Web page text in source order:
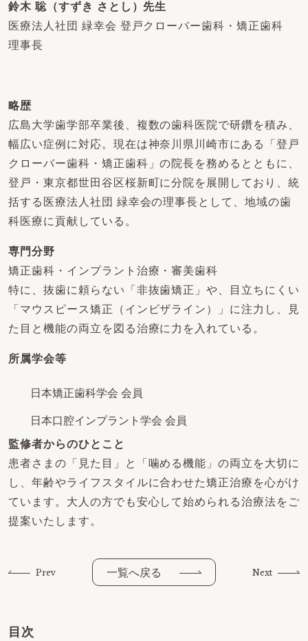
鈴木 聡（すずき さとし）先生
医療法人社団 緑幸会 登戸クローバー歯科・矯正歯科
理事長
略歴
広島大学歯学部卒業後、複数の歯科医院で研鑽を積み、
幅広い症例に対応。現在は神奈川県川崎市にある「登戸
クローバー歯科・矯正歯科」の院長を務めるとともに、
登戸・東京都世田谷区桜新町に分院を展開しており、統
括する医療法人社団 緑幸会の理事長として、地域の歯
科医療に貢献している。
専門分野
矯正歯科・インプラント治療・審美歯科
特に、抜歯に頼らない「非抜歯矯正」や、目立ちにくい
「マウスピース矯正（インビザライン）」に注力し、見
た目と機能の両立を図る治療に力を入れている。
所属学会等
日本矯正歯科学会 会員
日本口腔インプラント学会 会員
監修者からのひとこと
患者さまの「見た目」と「噛める機能」の両立を大切に
し、年齢やライフスタイルに合わせた矯正治療を心がけ
ています。大人の方でも安心して始められる治療法をご
提案いたします。
Prev 一覧へ戻る Next
目次